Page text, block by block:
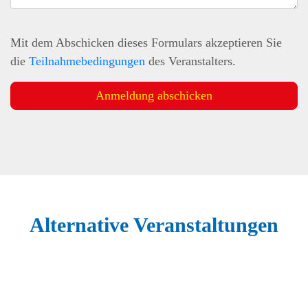
Mit dem Abschicken dieses Formulars akzeptieren Sie
die Teilnahmebedingungen des Veranstalters.
Anmeldung abschicken
Alternative Veranstaltungen